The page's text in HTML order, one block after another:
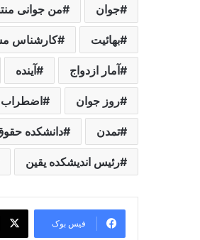
جوان من جوانی
بهائیت کارشناس
آمار ازدواج آینده
روز جوان اضطراب
تمدن دانشکده
رئیس اندیشکده یقین
فیس بوک